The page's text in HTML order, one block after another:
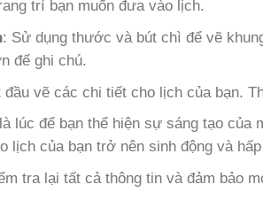
trí bạn muốn đưa vào lịch.
: Sử dụng thước và bút chì để vẽ
để ghi chú.
đầu vẽ các chi tiết cho lịch của bạn.
lúc để bạn thể hiện sự sáng tạo của
lịch của bạn trở nên sinh động và
tra lại tất cả thông tin và đảm bảo